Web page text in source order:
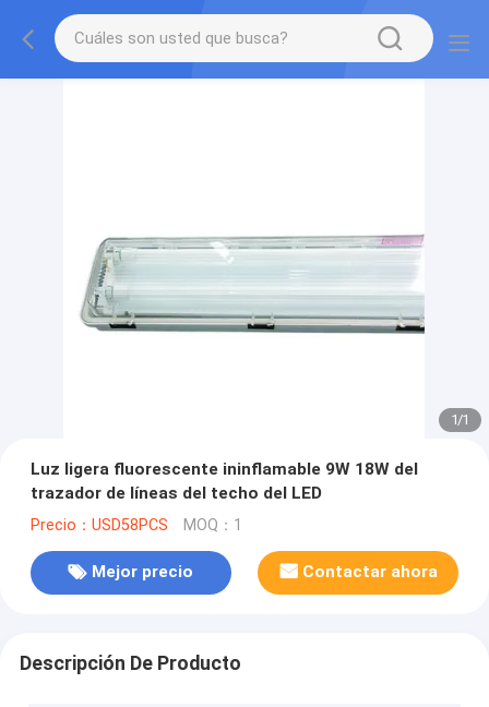
1/1
Luz ligera fluorescente ininflamable 9W 18W del
trazador de líneas del techo del LED
Precio：USD58PCS MOQ：1
Mejor precio Contactar ahora
Descripción De Producto